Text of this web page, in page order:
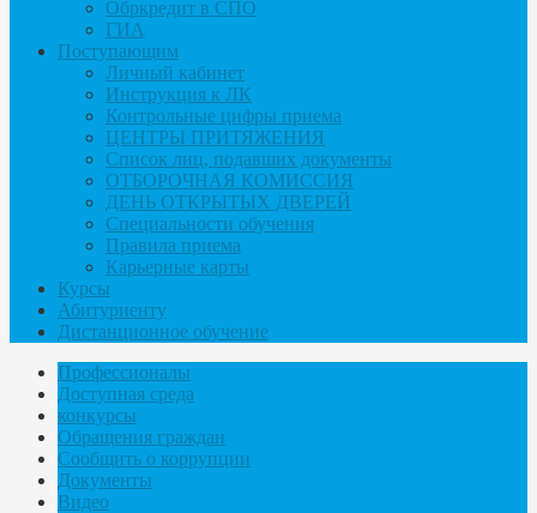
Обркредит в СПО
ГИА
Поступающим
Личный кабинет
Инструкция к ЛК
Контрольные цифры приема
ЦЕНТРЫ ПРИТЯЖЕНИЯ
Список лиц, подавших документы
ОТБОРОЧНАЯ КОМИССИЯ
ДЕНЬ ОТКРЫТЫХ ДВЕРЕЙ
Специальности обучения
Правила приема
Карьерные карты
Курсы
Абитуриенту
Дистанционное обучение
Профессионалы
Доступная среда
конкурсы
Обращения граждан
Сообщить о коррупции
Документы
Видео